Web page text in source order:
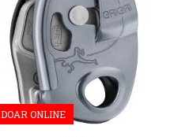
DOAR ONLINE